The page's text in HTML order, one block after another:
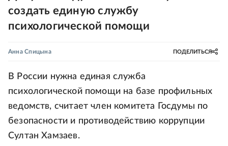
создать единую службу
психологической помощи
Анна Спицына ПОДЕЛИТЬСЯ
В России нужна единая служба
психологической помощи на базе профильных
ведомств, считает член комитета Госдумы по
безопасности и противодействию коррупции
Султан Хамзаев.